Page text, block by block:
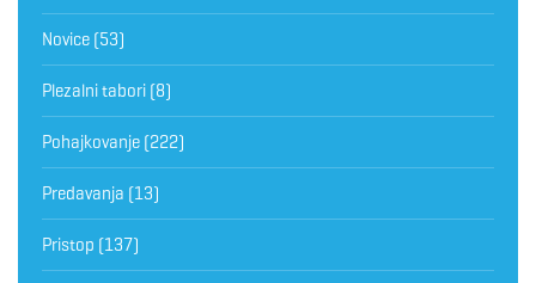
Novice (53)
Plezalni tabori (8)
Pohajkovanje (222)
Predavanja (13)
Pristop (137)